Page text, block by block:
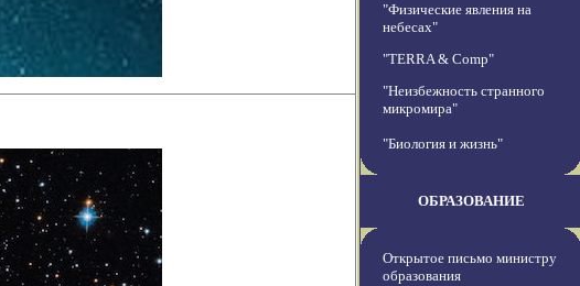
"Физические явления на
небесах"
"TERRA & Comp"
"Неизбежность странного
микромира"
"Биология и жизнь"
ОБРАЗОВАНИЕ
Открытое письмо министру
образования